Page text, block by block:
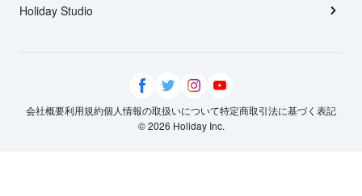
Holiday Studio
会社概要利用規約個人情報の取扱いについて特定商取引法に基づく表記
© 2026 Holiday Inc.